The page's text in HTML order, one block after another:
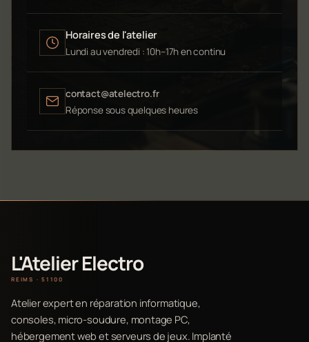
Horaires de l'atelier
Lundi au vendredi : 10h–17h en continu
contact@atelectro.fr
Réponse sous quelques heures
L'Atelier Electro
REIMS · 51100
Atelier expert en réparation informatique,
consoles, micro-soudure, montage PC,
hébergement web et serveurs de jeux. Implanté